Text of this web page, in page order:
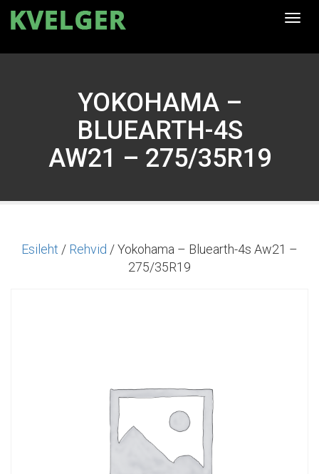
YOKOHAMA –
BLUEARTH-4S
AW21 – 275/35R19
Esileht / Rehvid / Yokohama – Bluearth-4s Aw21 –
275/35R19